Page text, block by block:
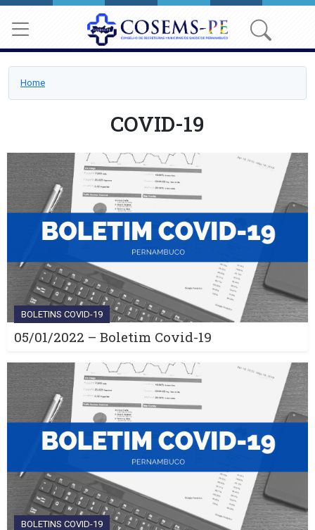
Home
COVID-19
BOLETINS COVID-19
05/01/2022 – Boletim Covid-19
BOLETINS COVID-19